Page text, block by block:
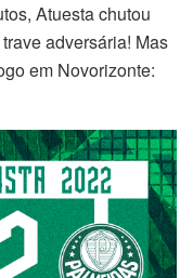
Atuesta chutou
adversária! Mas
em Novorizonte: